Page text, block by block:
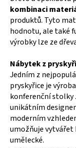
kombinaci
produktů. Tyto
hodnotu, ale také
výrobky lze ze
Nábytek z
Jedním z
pryskyřice je
konferenční stolky
unikátním
moderním
umožňuje vytvářet
umělecké.